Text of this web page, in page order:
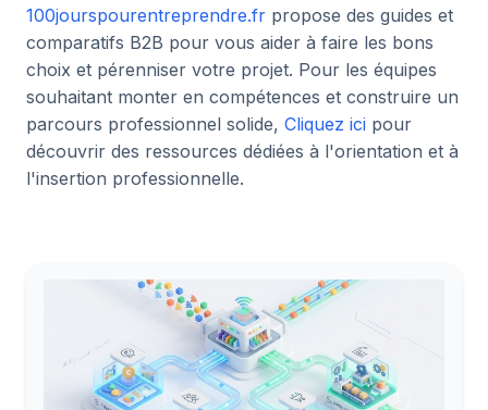
100jourspourentreprendre.fr propose des guides et
comparatifs B2B pour vous aider à faire les bons
choix et pérenniser votre projet. Pour les équipes
souhaitant monter en compétences et construire un
parcours professionnel solide, Cliquez ici pour
découvrir des ressources dédiées à l'orientation et à
l'insertion professionnelle.